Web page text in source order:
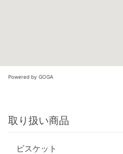
Powered by GOGA
取り扱い商品
ビスケット